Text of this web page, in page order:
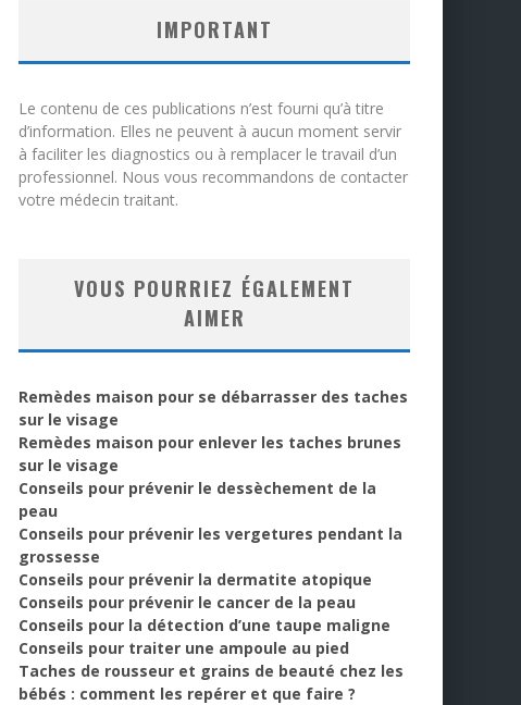
IMPORTANT
Le contenu de ces publications n’est fourni qu’à titre
d’information. Elles ne peuvent à aucun moment servir
à faciliter les diagnostics ou à remplacer le travail d’un
professionnel. Nous vous recommandons de contacter
votre médecin traitant.
VOUS POURRIEZ ÉGALEMENT
AIMER
Remèdes maison pour se débarrasser des taches
sur le visage
Remèdes maison pour enlever les taches brunes
sur le visage
Conseils pour prévenir le dessèchement de la
peau
Conseils pour prévenir les vergetures pendant la
grossesse
Conseils pour prévenir la dermatite atopique
Conseils pour prévenir le cancer de la peau
Conseils pour la détection d’une taupe maligne
Conseils pour traiter une ampoule au pied
Taches de rousseur et grains de beauté chez les
bébés : comment les repérer et que faire ?